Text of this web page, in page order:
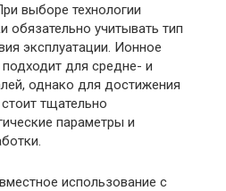
выборе технологии
обязательно учитывать тип
эксплуатации. Ионное
для средне- и
однако для достижения
тщательно
параметры и
использование с